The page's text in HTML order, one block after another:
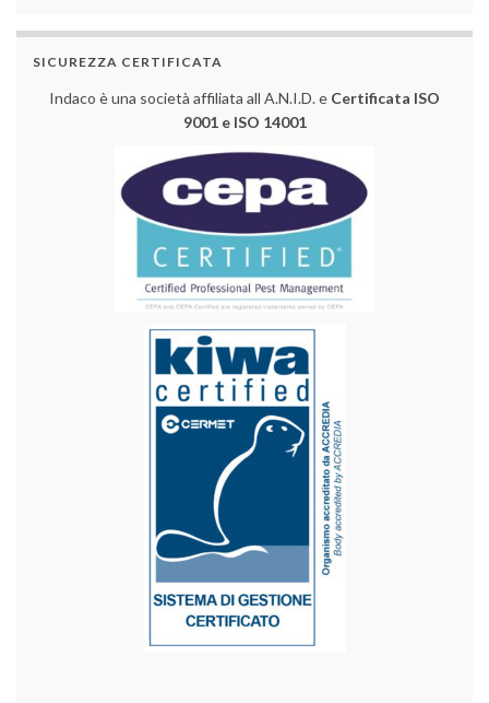
SICUREZZA CERTIFICATA
Indaco è una società affiliata all A.N.I.D. e Certificata ISO
9001 e ISO 14001